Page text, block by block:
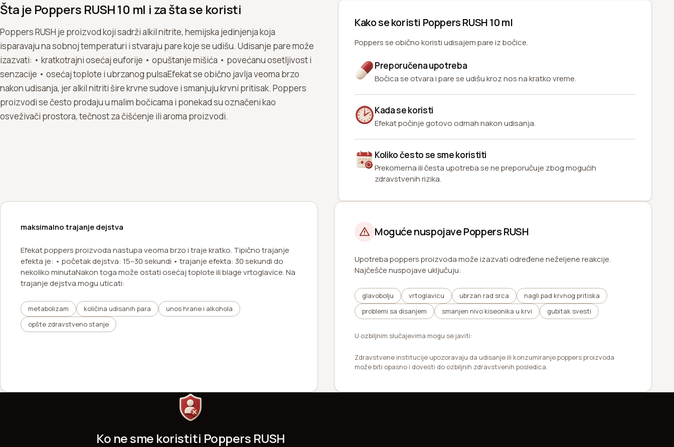
Šta je Poppers RUSH 10 ml i za šta se koristi
Poppers RUSH je proizvod koji sadrži alkil nitrite, hemijska jedinjenja koja
isparavaju na sobnoj temperaturi i stvaraju pare koje se udišu. Udisanje pare može
izazvati: • kratkotrajni osećaj euforije • opuštanje mišića • povećanu osetljivost i
senzacije • osećaj toplote i ubrzanog pulsaEfekat se obično javlja veoma brzo
nakon udisanja, jer alkil nitriti šire krvne sudove i smanjuju krvni pritisak. Poppers
proizvodi se često prodaju u malim bočicama i ponekad su označeni kao
osveživači prostora, tečnost za čišćenje ili aroma proizvodi.
Kako se koristi Poppers RUSH 10 ml
Poppers se obično koristi udisajem pare iz bočice.
Preporučena upotreba
Bočica se otvara i pare se udišu kroz nos na kratko vreme.
Kada se koristi
Efekat počinje gotovo odmah nakon udisanja.
Koliko često se sme koristiti
Prekomerna ili česta upotreba se ne preporučuje zbog mogućih
zdravstvenih rizika.
maksimalno trajanje dejstva
Efekat poppers proizvoda nastupa veoma brzo i traje kratko. Tipično trajanje
efekta je: • početak dejstva: 15–30 sekundi • trajanje efekta: 30 sekundi do
nekoliko minutaNakon toga može ostati osećaj toplote ili blage vrtoglavice. Na
trajanje dejstva mogu uticati:
metabolizam količina udisanih para
unos hrane i alkohola
opšte zdravstveno stanje
Moguće nuspojave Poppers RUSH
Upotreba poppers proizvoda može izazvati određene neželjene reakcije.
Najčešće nuspojave uključuju:
glavobolju vrtoglavicu ubrzan rad srca
nagli pad krvnog pritiska
problemi sa disanjem
smanjen nivo kiseonika u krvi gubitak svesti
U ozbiljnim slučajevima mogu se javiti:
Zdravstvene institucije upozoravaju da udisanje ili konzumiranje poppers proizvoda
može biti opasno i dovesti do ozbiljnih zdravstvenih posledica.
Ko ne sme koristiti Poppers RUSH